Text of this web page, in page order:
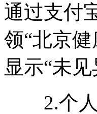
通过支付
领“北京
显示“未见
2.个人